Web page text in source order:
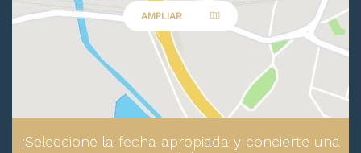
AMPLIAR
¡Seleccione la fecha apropiada y concierte una